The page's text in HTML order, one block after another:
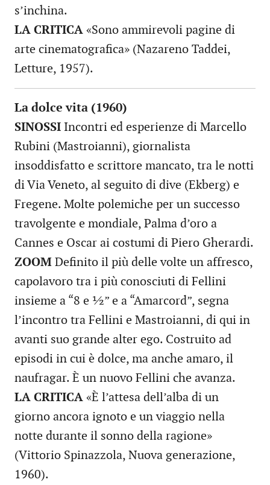
s’inchina.
LA CRITICA «Sono ammirevoli pagine di
arte cinematografica» (Nazareno Taddei,
Letture, 1957).
La dolce vita (1960)
SINOSSI Incontri ed esperienze di Marcello
Rubini (Mastroianni), giornalista
insoddisfatto e scrittore mancato, tra le notti
di Via Veneto, al seguito di dive (Ekberg) e
Fregene. Molte polemiche per un successo
travolgente e mondiale, Palma d’oro a
Cannes e Oscar ai costumi di Piero Gherardi.
ZOOM Definito il più delle volte un affresco,
capolavoro tra i più conosciuti di Fellini
insieme a “8 e ½” e a “Amarcord”, segna
l’incontro tra Fellini e Mastroianni, di qui in
avanti suo grande alter ego. Costruito ad
episodi in cui è dolce, ma anche amaro, il
naufragar. È un nuovo Fellini che avanza.
LA CRITICA «È l’attesa dell’alba di un
giorno ancora ignoto e un viaggio nella
notte durante il sonno della ragione»
(Vittorio Spinazzola, Nuova generazione,
1960).